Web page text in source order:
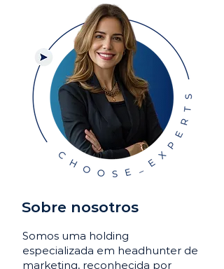
Sobre nosotros
Somos uma holding
especializada em headhunter de
marketing, reconhecida por